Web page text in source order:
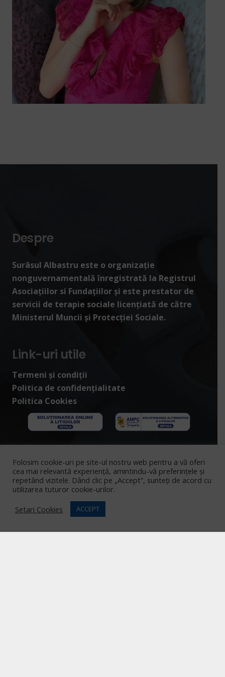
Despre
Surâsul Albastru este o organizație
nonguvernamentală înregistrată la Registrul
Asociațiilor si Fundațiilor și este prestator de
servicii de terapie sociale licențiată de către
Ministerul Muncii și Protecției Sociale.
Link-uri utile
Termeni și condiții
Politica de confidențialitate
Politica Cookies
Contact
Asociația Surâsul Albastru
CUI:29848620
surasulalbastru@gmail.com
Folosim cookie-uri pe site-ul nostru web pentru a vă oferi
cea mai relevantă experiență, amintindu-vă preferințele și
repetând vizitele. Dând clic pe „Accept”, sunteți de acord cu
utilizarea tuturor cookie-urilor.
Setari Cookies
ACCEPT